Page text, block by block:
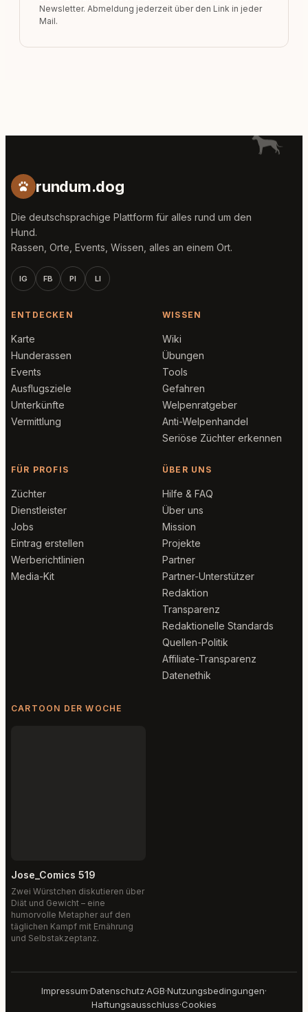
Newsletter. Abmeldung jederzeit über den Link in jeder
Mail.
rundum.dog
Die deutschsprachige Plattform für alles rund um den
Hund.
Rassen, Orte, Events, Wissen, alles an einem Ort.
IG FB PI LI
ENTDECKEN
Karte
Hunderassen
Events
Ausflugsziele
Unterkünfte
Vermittlung
WISSEN
Wiki
Übungen
Tools
Gefahren
Welpenratgeber
Anti-Welpenhandel
Seriöse Züchter erkennen
FÜR PROFIS
Züchter
Dienstleister
Jobs
Eintrag erstellen
Werberichtlinien
Media-Kit
ÜBER UNS
Hilfe & FAQ
Über uns
Mission
Projekte
Partner
Partner-Unterstützer
Redaktion
Transparenz
Redaktionelle Standards
Quellen-Politik
Affiliate-Transparenz
Datenethik
CARTOON DER WOCHE
Jose_Comics 519
Zwei Würstchen diskutieren über
Diät und Gewicht – eine
humorvolle Metapher auf den
täglichen Kampf mit Ernährung
und Selbstakzeptanz.
Impressum·Datenschutz·AGB·Nutzungsbedingungen·
Haftungsausschluss·Cookies